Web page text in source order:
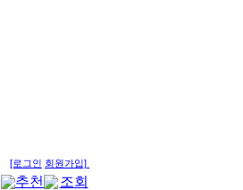
[로그인 회원가입]
추천
조회